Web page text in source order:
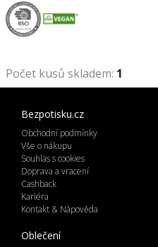
Počet kusů skladem: 1
Bezpotisku.cz
Obchodní podmínky
Vše o nákupu
Souhlas s cookies
Doprava a vracení
Cashback
Kariéra
Kontakt & Nápověda
Oblečení